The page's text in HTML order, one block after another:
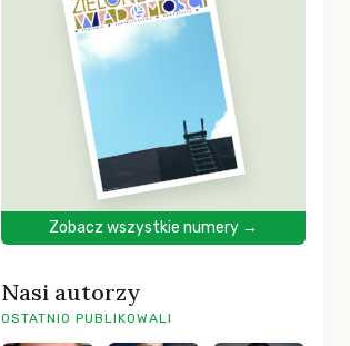
Zobacz wszystkie numery →
Nasi autorzy
OSTATNIO PUBLIKOWALI